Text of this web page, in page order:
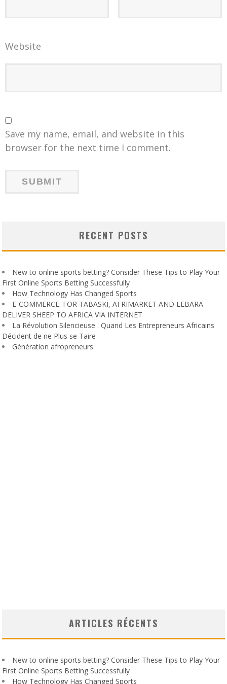
Website
Save my name, email, and website in this
browser for the next time I comment.
RECENT POSTS
New to online sports betting? Consider These Tips to Play Your
First Online Sports Betting Successfully
How Technology Has Changed Sports
E-COMMERCE: FOR TABASKI, AFRIMARKET AND LEBARA
DELIVER SHEEP TO AFRICA VIA INTERNET
La Révolution Silencieuse : Quand Les Entrepreneurs Africains
Décident de ne Plus se Taire
Génération afropreneurs
ARTICLES RÉCENTS
New to online sports betting? Consider These Tips to Play Your
First Online Sports Betting Successfully
How Technology Has Changed Sports